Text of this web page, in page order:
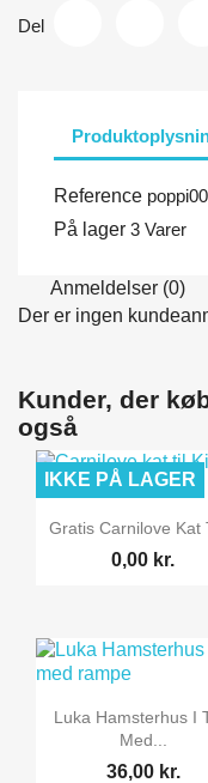
Del
Reference
På lager 3 Varer
Anmeldelser (0)
Der er ingen
Kunder, der
også
 Vis her
Gratis Carnilove Kat
0,00 kr.
IKKE PÅ LAGER
 Vis her
Luka Hamsterhus I
Med...
36,00 kr.